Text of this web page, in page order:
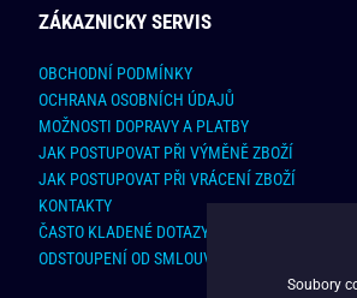
ZÁKAZNICKY SERVIS
OBCHODNÍ PODMÍNKY
OCHRANA OSOBNÍCH ÚDAJŮ
MOŽNOSTI DOPRAVY A PLATBY
JAK POSTUPOVAT PŘI VÝMĚNĚ ZBOŽÍ
JAK POSTUPOVAT PŘI VRÁCENÍ ZBOŽÍ
KONTAKTY
ČASTO KLADENÉ DOTAZY
ODSTOUPENÍ OD SMLOUVY - ONLINE FORMULÁŘ
Soubory